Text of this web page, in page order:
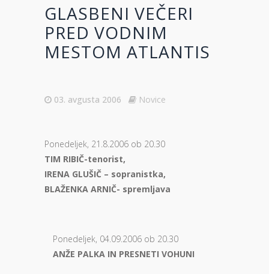
GLASBENI VEČERI
PRED VODNIM
MESTOM ATLANTIS
03. avgusta 2006 Novice
Ponedeljek, 21.8.2006 ob 20.30
TIM RIBIČ-tenorist,
IRENA GLUŠIČ – sopranistka,
BLAŽENKA ARNIČ- spremljava
Ponedeljek, 04.09.2006 ob 20.30
ANŽE PALKA IN PRESNETI VOHUNI